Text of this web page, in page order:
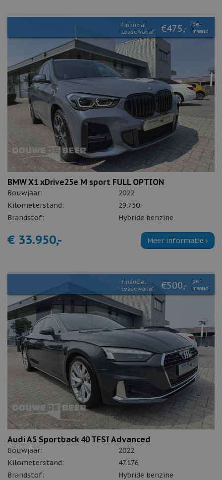
Financial
Lease vanaf:
€475,-
per
maand
BMW X1 xDrive25e M sport FULL OPTION
Bouwjaar:
2022
Kilometerstand:
29.750
Brandstof:
Hybride benzine
€ 33.950,- Meer informatie ›
Financial
Lease vanaf:
€500,-
per
maand
Audi A5 Sportback 40 TFSI Advanced
Bouwjaar:
2022
Kilometerstand:
47.176
Brandstof:
Hybride benzine